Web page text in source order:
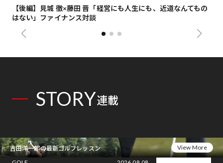
【後編】見城 徹×藤田 晋「経営にも人生にも、近道なんてもの
はない」ファイナンス対談
STORY連載
吉田洋一郎の最新ゴルフレッスン
View More